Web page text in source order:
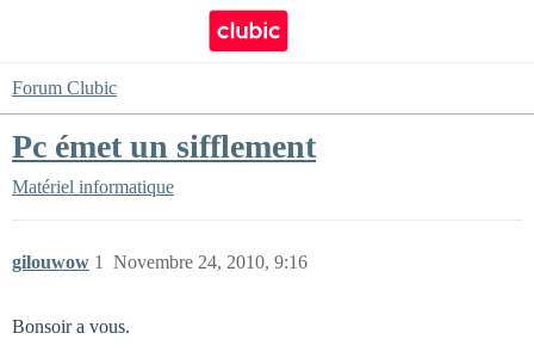
Forum Clubic
Pc émet un sifflement
Matériel informatique
gilouwow Novembre 24, 2010, 9:16
1
Bonsoir a vous.